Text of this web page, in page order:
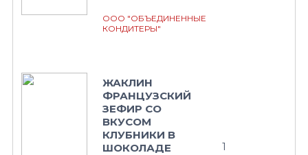
ООО "ОБЪЕДИНЕННЫЕ
КОНДИТЕРЫ"
ЖАКЛИН
ФРАНЦУЗСКИЙ
ЗЕФИР СО
ВКУСОМ
КЛУБНИКИ В
ШОКОЛАДЕ
1